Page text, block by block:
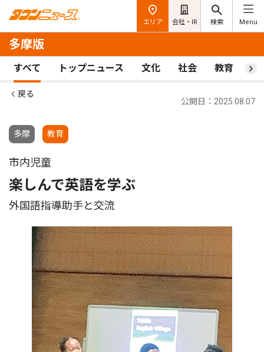
エリア 会社・IR 検索 Menu
多摩版
すべて トップニュース 文化 社会 教育 ス
戻る
多摩 教育
公開日：2025.08.07
市内児童
楽しんで英語を学ぶ
外国語指導助手と交流